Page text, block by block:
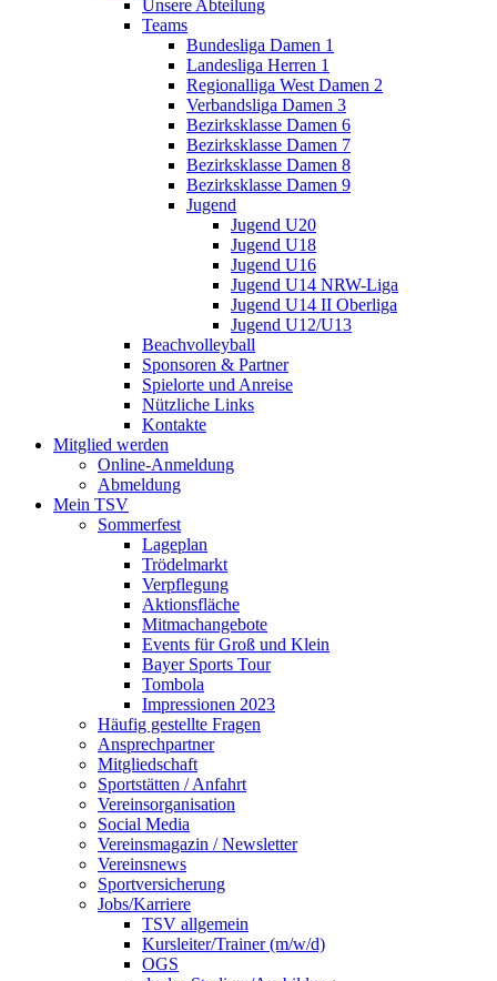
Unsere Abteilung
Teams
Bundesliga Damen 1
Landesliga Herren 1
Regionalliga West Damen 2
Verbandsliga Damen 3
Bezirksklasse Damen 6
Bezirksklasse Damen 7
Bezirksklasse Damen 8
Bezirksklasse Damen 9
Jugend
Jugend U20
Jugend U18
Jugend U16
Jugend U14 NRW-Liga
Jugend U14 II Oberliga
Jugend U12/U13
Beachvolleyball
Sponsoren & Partner
Spielorte und Anreise
Nützliche Links
Kontakte
Mitglied werden
Online-Anmeldung
Abmeldung
Mein TSV
Sommerfest
Lageplan
Trödelmarkt
Verpflegung
Aktionsfläche
Mitmachangebote
Events für Groß und Klein
Bayer Sports Tour
Tombola
Impressionen 2023
Häufig gestellte Fragen
Ansprechpartner
Mitgliedschaft
Sportstätten / Anfahrt
Vereinsorganisation
Social Media
Vereinsmagazin / Newsletter
Vereinsnews
Sportversicherung
Jobs/Karriere
TSV allgemein
Kursleiter/Trainer (m/w/d)
OGS